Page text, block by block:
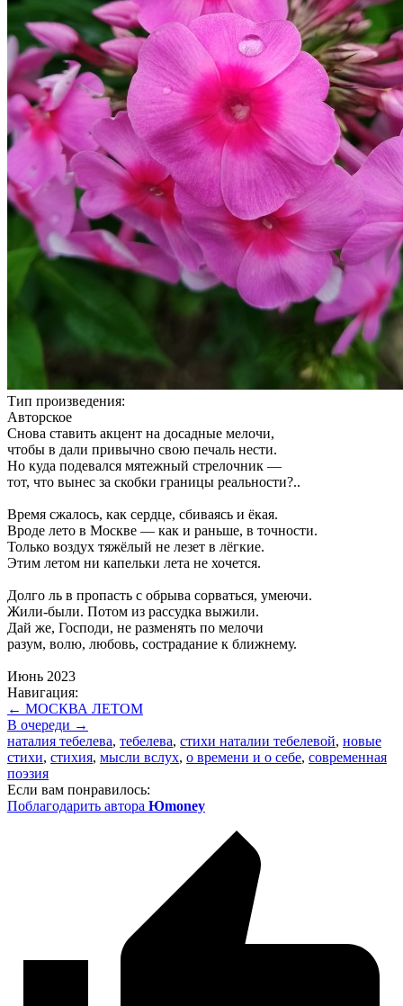
Тип произведения:
Авторское
Снова ставить акцент на досадные мелочи,
чтобы в дали привычно свою печаль нести.
Но куда подевался мятежный стрелочник —
тот, что вынес за скобки границы реальности?..
Время сжалось, как сердце, сбиваясь и ёкая.
Вроде лето в Москве — как и раньше, в точности.
Только воздух тяжёлый не лезет в лёгкие.
Этим летом ни капельки лета не хочется.
Долго ль в пропасть с обрыва сорваться, умеючи.
Жили-были. Потом из рассудка выжили.
Дай же, Господи, не разменять по мелочи
разум, волю, любовь, сострадание к ближнему.
Июнь 2023
Навигация:
← МОСКВА ЛЕТОМ
В очереди →
наталия тебелева, тебелева, стихи наталии тебелевой, новые
стихи, стихия, мысли вслух, о времени и о себе, современная
поэзия
Если вам понравилось:
Поблагодарить автора Юmoney